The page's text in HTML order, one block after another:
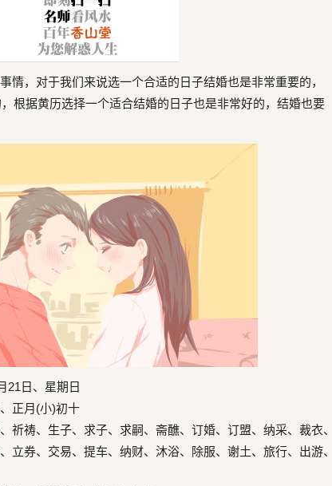
，对于我们来说选一个合适的日子结婚也是非常重要的，
根据黄历选择一个适合结婚的日子也是非常好的，结婚也要
日、星期日
正月(小)初十
祷、生子、求子、求嗣、斋醮、订婚、订盟、纳采、裁衣、
立券、交易、提车、纳财、沐浴、除服、谢土、旅行、出游、